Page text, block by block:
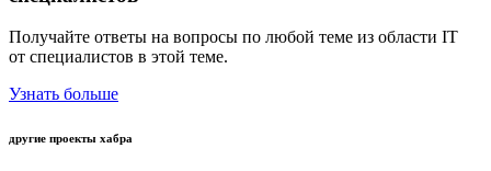
Получайте ответы на вопросы по любой теме из области IT
от специалистов в этой теме.
Узнать больше
другие проекты хабра